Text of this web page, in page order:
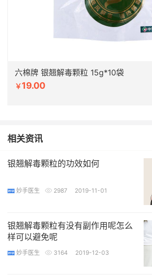
六棉牌 银翘解毒颗粒 15g*10袋
￥19.00
相关资讯
银翘解毒颗粒的功效如何
妙手医生 2987 2019-11-01
银翘解毒颗粒有没有副作用呢怎么
样可以避免呢
妙手医生 3164 2019-12-03